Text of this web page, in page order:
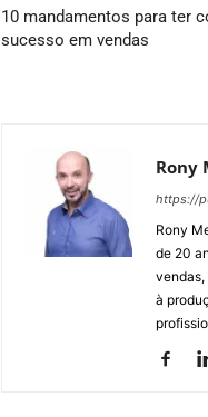
10 mandamentos para ter
sucesso em vendas
Rony
https://
Rony
de 20
à